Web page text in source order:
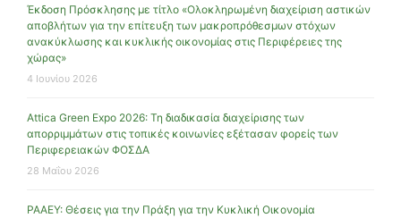
Έκδοση Πρόσκλησης με τίτλο «Ολοκληρωμένη διαχείριση αστικών
αποβλήτων για την επίτευξη των μακροπρόθεσμων στόχων
ανακύκλωσης και κυκλικής οικονομίας στις Περιφέρειες της
χώρας»
4 Ιουνίου 2026
Attica Green Expo 2026: Τη διαδικασία διαχείρισης των
απορριμμάτων στις τοπικές κοινωνίες εξέτασαν φορείς των
Περιφερειακών ΦΟΣΔΑ
28 Μαΐου 2026
ΡΑΑΕΥ: Θέσεις για την Πράξη για την Κυκλική Οικονομία